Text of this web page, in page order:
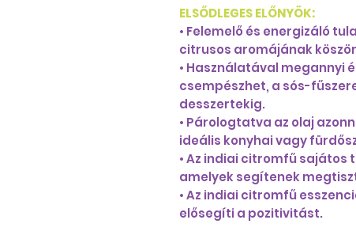
ELSŐDLEGES ELŐNYÖK:
• Felemelő és energizáló
citrusos aromájának
• Használatával megannyi
csempészhet, a sós-
desszertekig.
• Párologtatva az olaj
ideális konyhai vagy
• Az indiai citromfű sajátos
amelyek segítenek
• Az indiai citromfű
elősegíti a pozitivitást.